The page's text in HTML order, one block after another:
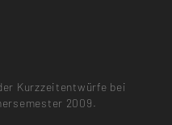
Kurzzeitentwürfe bei
2009.